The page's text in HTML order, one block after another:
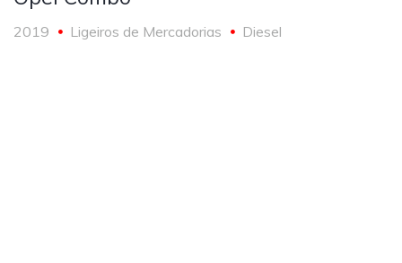
2019 Ligeiros de Mercadorias Diesel